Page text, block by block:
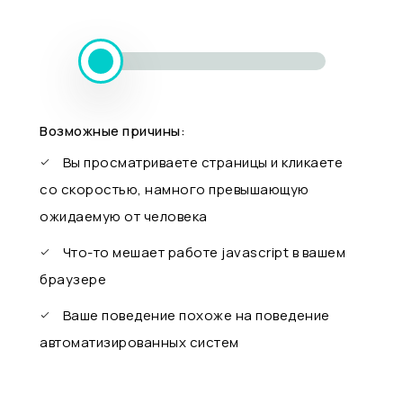
Возможные причины:
Вы просматриваете страницы и кликаете
со скоростью, намного превышающую
ожидаемую от человека
Что-то мешает работе javascript в вашем
браузере
Ваше поведение похоже на поведение
автоматизированных систем